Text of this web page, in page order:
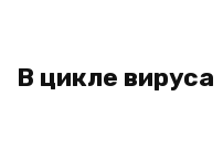
В цикле вируса